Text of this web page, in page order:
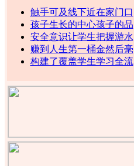
触手可及线下近在家门口
孩子生长的中心孩子的品
安全意识让学生把握游水
赚到人生第一桶金然后毫
构建了覆盖学生学习全流